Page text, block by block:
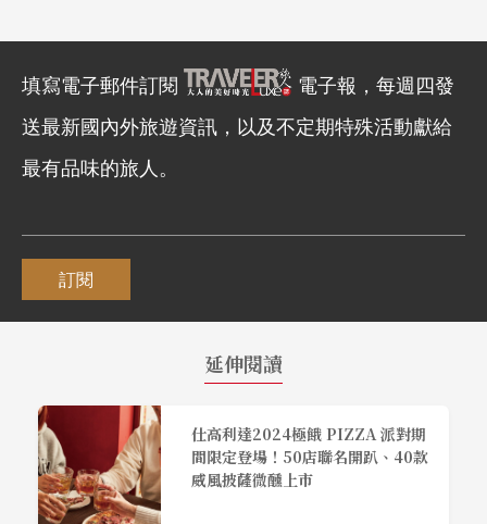
填寫電子郵件訂閱
電子報，每週四發
送最新國內外旅遊資訊，以及不定期特殊活動獻給
最有品味的旅人。
訂閱
延伸閱讀
仕高利達2024極餓 PIZZA 派對期
間限定登場！50店聯名開趴、40款
威風披薩微醺上市